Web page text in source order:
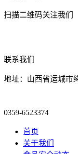
扫描二维码关注我们
联系我们
地址：山西省运城市
0359-6523374
首页
关于我们